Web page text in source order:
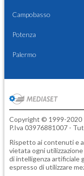
Campobasso
Potenza
Palermo
Copyright © 1999-2020
P.Iva 03976881007 -
Rispetto ai contenuti e
vietata ogni
di intelligenza artificiale
espresso di utilizzare